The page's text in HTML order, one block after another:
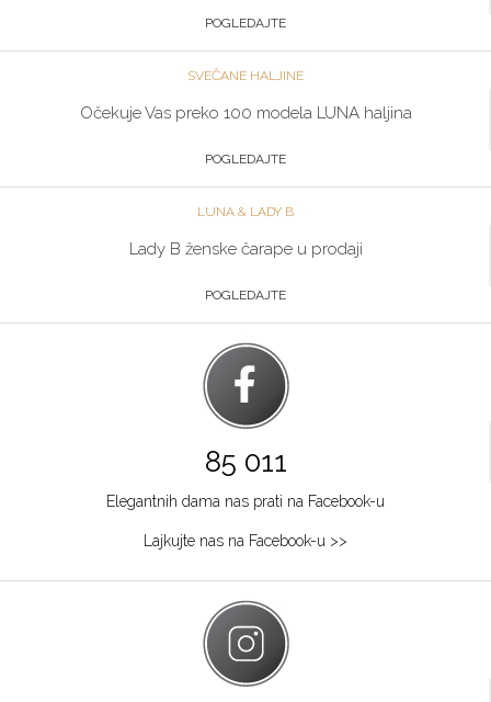
POGLEDAJTE
SVEČANE HALJINE
Očekuje Vas preko 100 modela LUNA haljina
POGLEDAJTE
LUNA & LADY B
Lady B ženske čarape u prodaji
POGLEDAJTE
85 011
Elegantnih dama nas prati na Facebook-u
Lajkujte nas na Facebook-u >>